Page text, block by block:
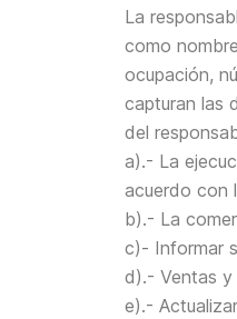
La
como
ocupación,
capturan las
del
a).- La
acuerdo con
b).- La
c)- Informar
d).- Ventas y
e).-